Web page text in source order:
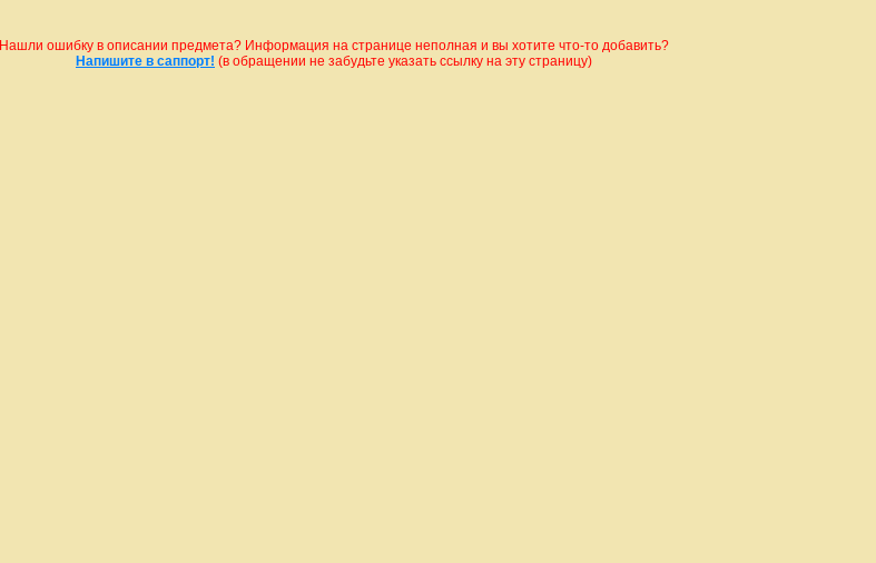
Нашли ошибку в описании предмета? Информация на странице неполная и вы хотите что-то добавить?
Напишите в саппорт! (в обращении не забудьте указать ссылку на эту страницу)